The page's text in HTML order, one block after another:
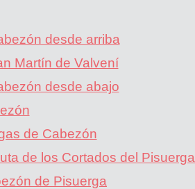
desde arriba
Martín de Valvení
desde abajo
de Cabezón
de los Cortados del Pisuerga
de Pisuerga